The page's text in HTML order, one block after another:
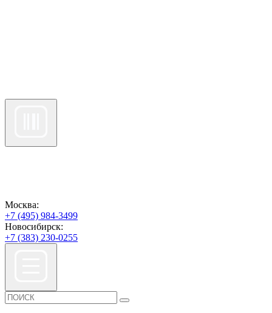
Москва:
+7 (495) 984-3499
Новосибирск:
+7 (383) 230-0255